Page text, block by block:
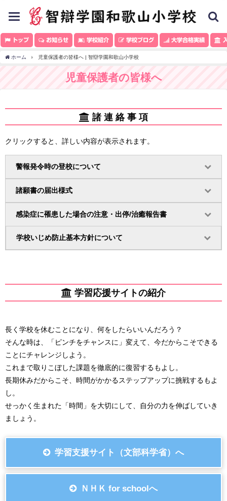
toggle
navigation
トップ お知らせ 学校紹介 学校ブログ 大学合格実績
ホーム 児童保護者の皆様へ | 智辯学園和歌山小学校
児童保護者の皆様へ
諸 連 絡 事 項
クリックすると、詳しい内容が表示されます。
警報発令時の登校について
諸願書の届出様式
感染症に罹患した場合の注意・出停/治癒報告書
学校いじめ防止基本方針について
学習応援サイトの紹介
長く学校を休むことになり、何をしたらいいんだろう？
そんな時は、「ピンチをチャンスに」変えて、今だからこそできる
ことにチャレンジしよう。
これまで取りこぼした課題を徹底的に復習するもよし。
長期休みだからこそ、時間がかかるステップアップに挑戦するもよ
し。
せっかく生まれた「時間」を大切にして、自分の力を伸ばしていき
ましょう。
学習支援サイト（文部科学省）へ
ＮＨＫ for schoolへ